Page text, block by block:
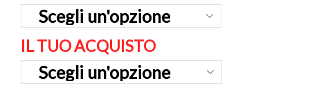
IL TUO ACQUISTO